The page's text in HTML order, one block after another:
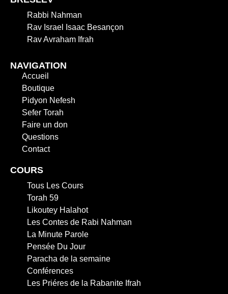
Rabbi Nahman
Rav Israel Isaac Besançon
Rav Avraham Ifrah
NAVIGATION
Accueil
Boutique
Pidyon Nefesh
Sefer Torah
Faire un don
Questions
Contact
COURS
Tous Les Cours
Torah 59
Likoutey Halahot
Les Contes de Rabi Nahman
La Minute Parole
Pensée Du Jour
Paracha de la semaine
Conférences
Les Priéres de la Rabanite Ifrah